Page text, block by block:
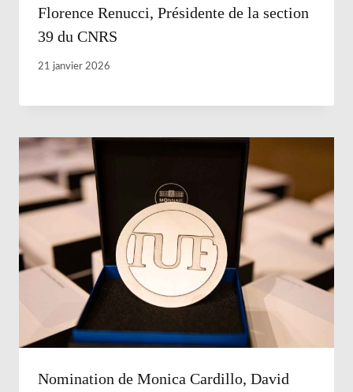
Florence Renucci, Présidente de la section
39 du CNRS
21 janvier 2026
Nomination de Monica Cardillo, David